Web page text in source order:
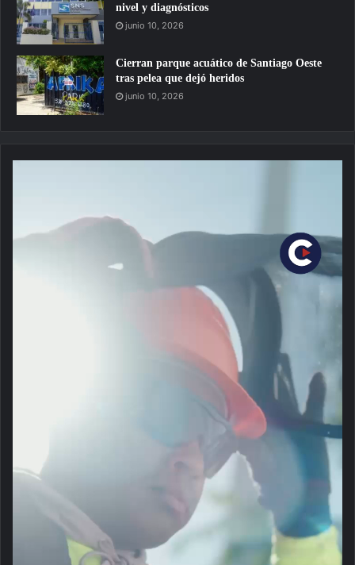
nivel y diagnósticos
junio 10, 2026
Cierran parque acuático de Santiago Oeste
tras pelea que dejó heridos
junio 10, 2026